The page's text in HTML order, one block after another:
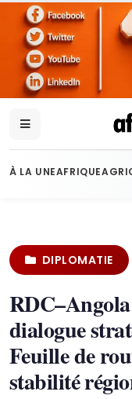
À LA UNEAFRIQUE
DIPLOMATIE
dialogue
Feuille de
stabilité